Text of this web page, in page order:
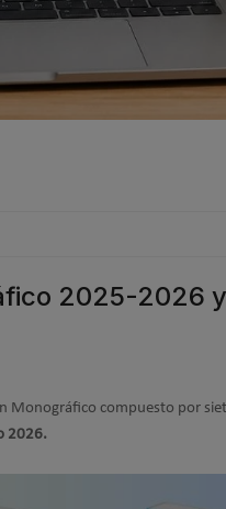
2025-2026
Monográfico compuesto por
2026.